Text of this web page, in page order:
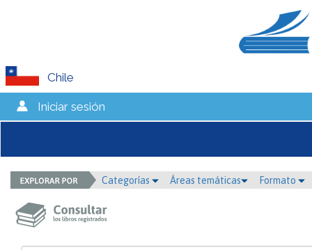
Chile
Iniciar sesión
Categorías Áreas temáticas Formato